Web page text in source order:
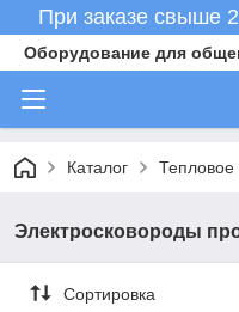
При заказе свыше
Оборудование для
Каталог Тепловое
Электросковороды
Сортировка